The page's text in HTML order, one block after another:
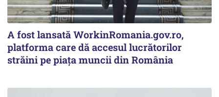
A fost lansată WorkinRomania.gov.ro,
platforma care dă accesul lucrătorilor
străini pe piața muncii din România